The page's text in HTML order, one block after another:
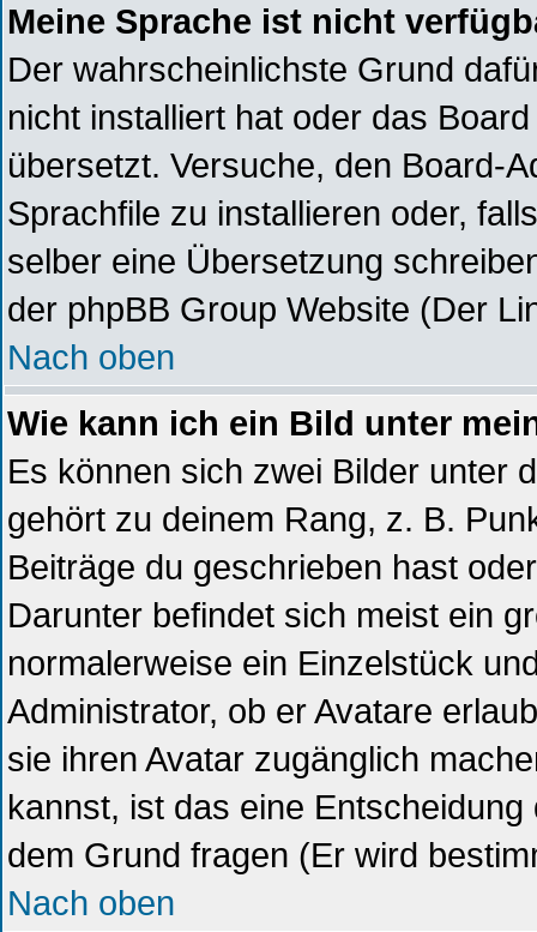
Meine Sprache ist nicht
Der wahrscheinlichste Grund
nicht installiert hat oder das
übersetzt. Versuche, den Board-
Sprachfile zu installieren oder,
selber eine Übersetzung
der phpBB Group Website (Der
Nach oben
Wie kann ich ein Bild unter
Es können sich zwei Bilder unter
gehört zu deinem Rang, z. B.
Beiträge du geschrieben hast
Darunter befindet sich meist ein
normalerweise ein Einzelstück
Administrator, ob er Avatare
sie ihren Avatar zugänglich
kannst, ist das eine
dem Grund fragen (Er wird
Nach oben